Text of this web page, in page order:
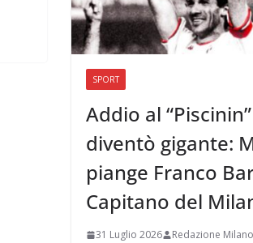
SPORT
Addio al
diventò gigante:
piange Franco
Capitano del
31 Luglio 2026 Redazione Milano